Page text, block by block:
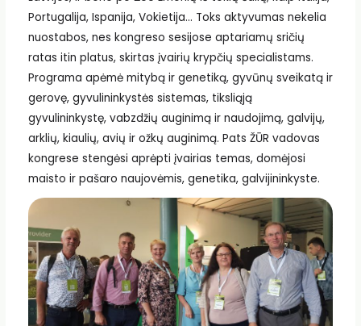
Portugalija, Ispanija, Vokietija… Toks aktyvumas nekelia
nuostabos, nes kongreso sesijose aptariamų sričių
ratas itin platus, skirtas įvairių krypčių specialistams.
Programa apėmė mitybą ir genetiką, gyvūnų sveikatą ir
gerovę, gyvulininkystės sistemas, tiksliąją
gyvulininkystę, vabzdžių auginimą ir naudojimą, galvijų,
arklių, kiaulių, avių ir ožkų auginimą. Pats ŽŪR vadovas
kongrese stengėsi aprėpti įvairias temas, domėjosi
maisto ir pašaro naujovėmis, genetika, galvijininkyste.